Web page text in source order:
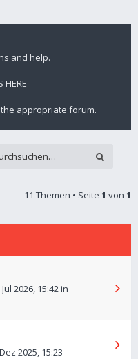
and help.
HERE
appropriate forum.
11 Themen • Seite 1 von 1
Jul 2026, 15:42in
2025, 15:23